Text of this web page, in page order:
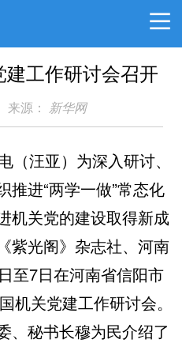
工作研讨会召开
来源： 新华网
汪亚）为深入研讨、
推进“两学一做”常态化
机关党的建设取得新成
紫光阁》杂志社、河南
至7日在河南省信阳市
机关党建工作研讨会。
秘书长穆为民介绍了